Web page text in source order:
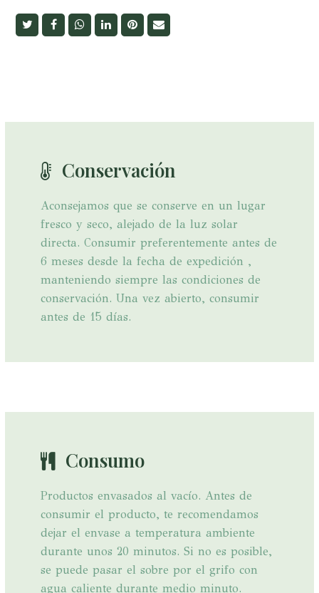
CompartirCompartir
whatsappCompartir
ShareShare
Conservación
Aconsejamos que se conserve en un lugar
fresco y seco, alejado de la luz solar
directa. Consumir preferentemente antes de
6 meses desde la fecha de expedición ,
manteniendo siempre las condiciones de
conservación. Una vez abierto, consumir
antes de 15 días.
Consumo
Productos envasados al vacío. Antes de
consumir el producto, te recomendamos
dejar el envase a temperatura ambiente
durante unos 20 minutos. Si no es posible,
se puede pasar el sobre por el grifo con
agua caliente durante medio minuto.